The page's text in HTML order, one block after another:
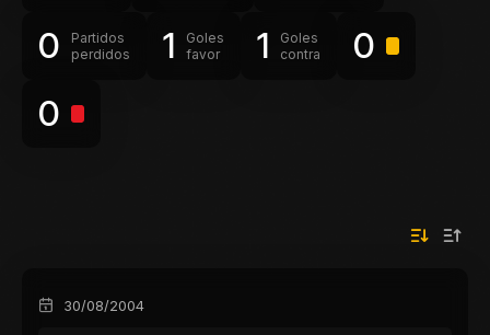
0
Partidos
perdidos
1
Goles
favor
1
Goles
contra
0
0
30/08/2004